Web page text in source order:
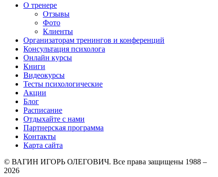
О тренере
Отзывы
Фото
Клиенты
Организаторам тренингов и конференций
Консультация психолога
Онлайн курсы
Книги
Видеокурсы
Тесты психологические
Акции
Блог
Расписание
Отдыхайте с нами
Партнерская программа
Контакты
Карта сайта
© ВАГИН ИГОРЬ ОЛЕГОВИЧ. Все права защищены 1988 –
2026